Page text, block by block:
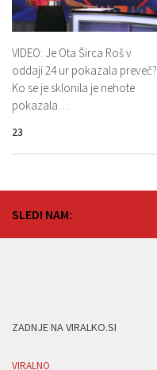
VIDEO: Je Ota Širca Roš v
oddaji 24 ur pokazala preveč?
Ko se je sklonila je nehote
pokazala…
23
SLEDI NAM:
ZADNJE NA VIRALKO.SI
VIRALNO